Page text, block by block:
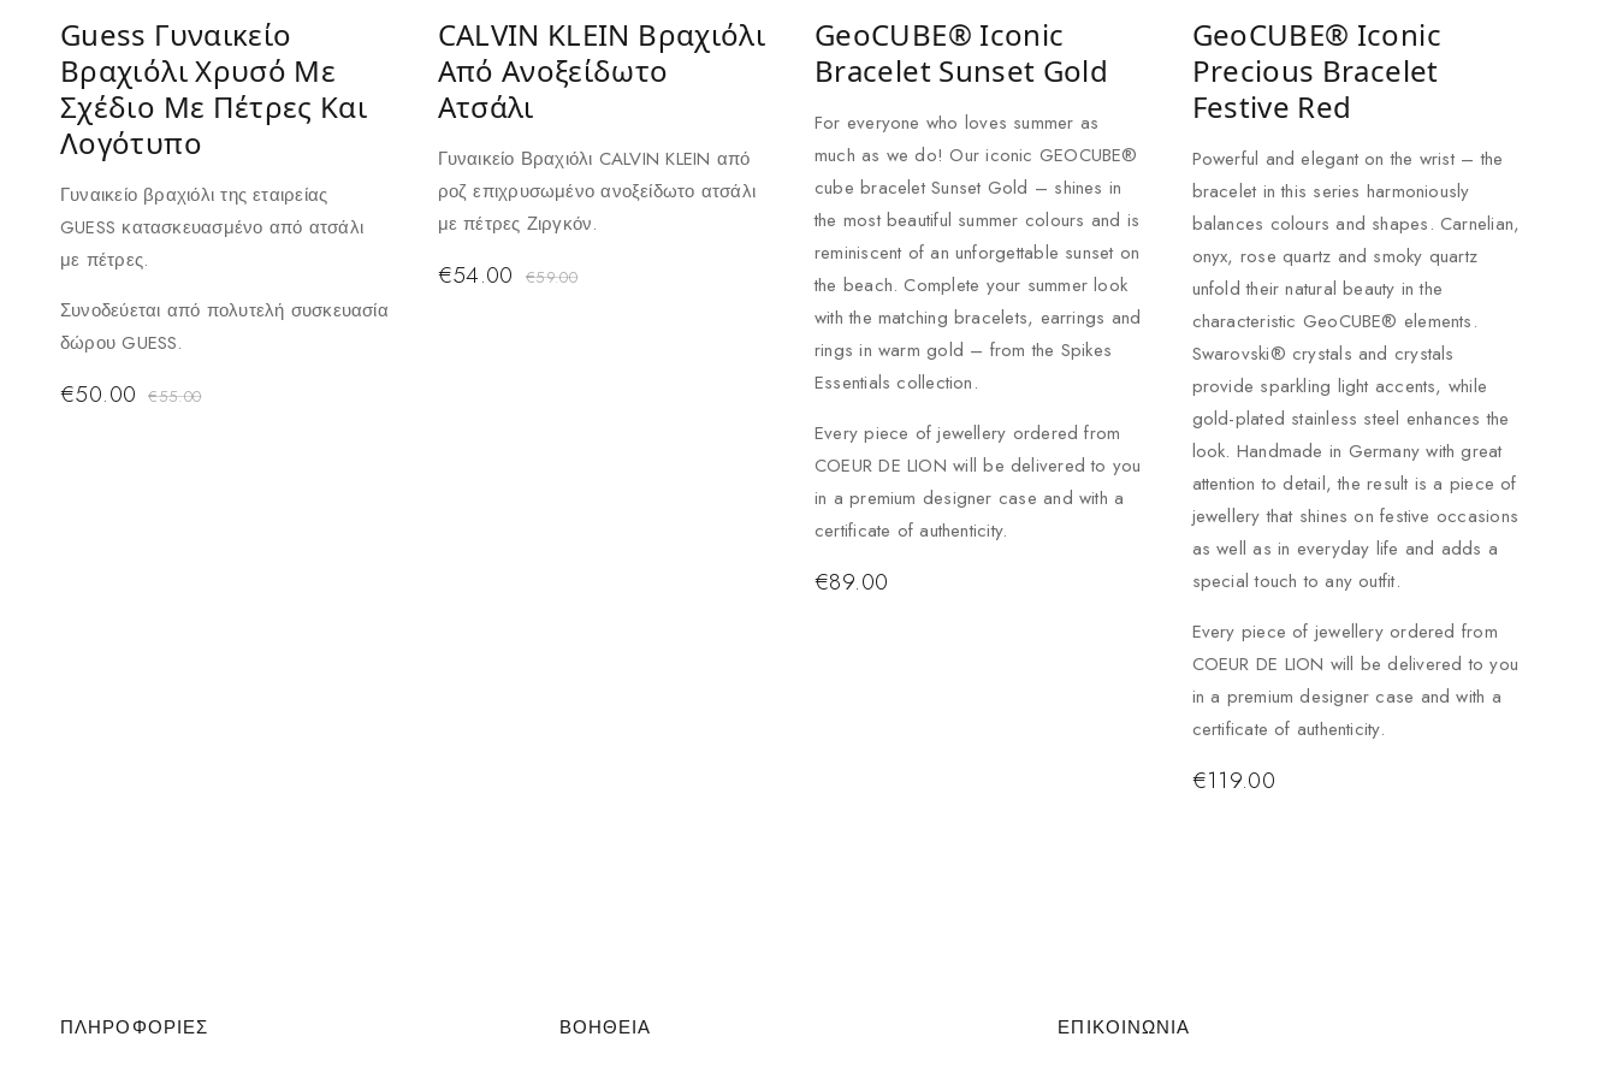
Guess Γυναικείο
Βραχιόλι Χρυσό Με
Σχέδιο Με Πέτρες Και
Λογότυπο
Γυναικείο βραχιόλι της εταιρείας
GUESS κατασκευασμένο από ατσάλι
με πέτρες.
Συνοδεύεται από πολυτελή συσκευασία
δώρου GUESS.
€55.00
€50.00
CALVIN KLEIN Βραχιόλι
Από Ανοξείδωτο
Ατσάλι
Γυναικείο Βραχιόλι CALVIN KLEIN από
ροζ επιχρυσωμένο ανοξείδωτο ατσάλι
με πέτρες Ζιργκόν.
€59.00
€54.00
GeoCUBE® Iconic
Bracelet Sunset Gold
For everyone who loves summer as
much as we do! Our iconic GEOCUBE®
cube bracelet Sunset Gold – shines in
the most beautiful summer colours and is
reminiscent of an unforgettable sunset on
the beach. Complete your summer look
with the matching bracelets, earrings and
rings in warm gold – from the Spikes
Essentials collection.
Every piece of jewellery ordered from
COEUR DE LION will be delivered to you
in a premium designer case and with a
certificate of authenticity.
€89.00
GeoCUBE® Iconic
Precious Bracelet
Festive Red
Powerful and elegant on the wrist – the
bracelet in this series harmoniously
balances colours and shapes. Carnelian,
onyx, rose quartz and smoky quartz
unfold their natural beauty in the
characteristic GeoCUBE® elements.
Swarovski® crystals and crystals
provide sparkling light accents, while
gold-plated stainless steel enhances the
look. Handmade in Germany with great
attention to detail, the result is a piece of
jewellery that shines on festive occasions
as well as in everyday life and adds a
special touch to any outfit.
Every piece of jewellery ordered from
COEUR DE LION will be delivered to you
in a premium designer case and with a
certificate of authenticity.
€119.00
ΠΛΗΡΟΦΟΡΙΕΣ ΒΟΗΘΕΙΑ ΕΠΙΚΟΙΝΩΝΙΑ